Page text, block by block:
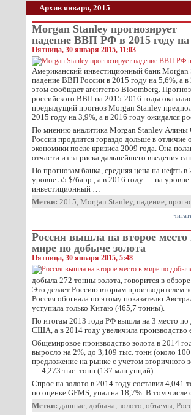
Архив января, 2015
Morgan Stanley прогнозирует
падение ВВП РФ в 2015 году
Пятница, 30 января 2015, 11:03
Американский инвестиционный банк Morgan
падение ВВП России в 2015 году на 5,6%, а
этом сообщает агентство Bloomberg.
российского ВВП на 2015-2016 годы
предыдущий прогноз Morgan Stanley
2015 году на 3,9%, а в 2016 году ожидался
По мнению аналитика Morgan Stanley Алины
России продлится гораздо дольше в отличие
экономики после кризиса 2009 года. Она
отчасти из-за риска дальнейшего введения
По прогнозам банка, средняя цена на нефть в
уровне 55 $/барр., а в 2016 году — на
инвестиционный …
Метки: 2015, Morgan Stanley, падение,
Россия вышла на второе место
мире по добыче золота
Пятница, 30 января 2015, 5:48
добыла 272 тонны золота, говорится в
Это делает Россию вторым производителем
Россия обогнала по этому показателю
уступила только Китаю (465,7 тонны).
По итогам 2013 года РФ вышла на 3 место по
США, а в 2014 году увеличила производство
Общемировое производство золота в 2014
выросло на 2%, до 3,109 тыс. тонн (около
предложение на рынке с учетом вторичного
— 4,273 тыс. тонн (137 млн унций).
Спрос на золото в 2014 году составил 4,041
по оценке GFMS, упал на 18,7%. В том
Метки: данные, добыча, золото, объемы,